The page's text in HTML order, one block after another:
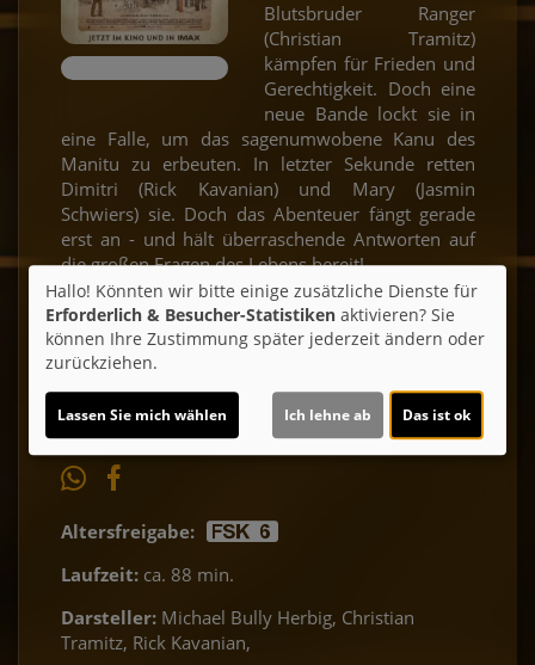
Blutsbruder Ranger
(Christian Tramitz)
kämpfen für Frieden und
Gerechtigkeit. Doch eine
neue Bande lockt sie in
eine Falle, um das sagenumwobene Kanu des
Manitu zu erbeuten. In letzter Sekunde retten
Dimitri (Rick Kavanian) und Mary (Jasmin
Schwiers) sie. Doch das Abenteuer fängt gerade
erst an - und hält überraschende Antworten auf
die großen Fragen des Lebens bereit!
Ticket-Alarm
Altersfreigabe:
Laufzeit: ca. 88 min.
Darsteller: Michael Bully Herbig, Christian
Tramitz, Rick Kavanian,
Hallo! Könnten wir bitte einige zusätzliche Dienste für
Erforderlich & Besucher-Statistiken aktivieren? Sie
können Ihre Zustimmung später jederzeit ändern oder
zurückziehen.
Lassen Sie mich wählen Ich lehne ab Das ist ok